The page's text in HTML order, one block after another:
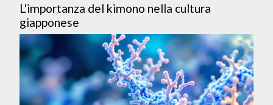
L'importanza del kimono nella cultura
giapponese